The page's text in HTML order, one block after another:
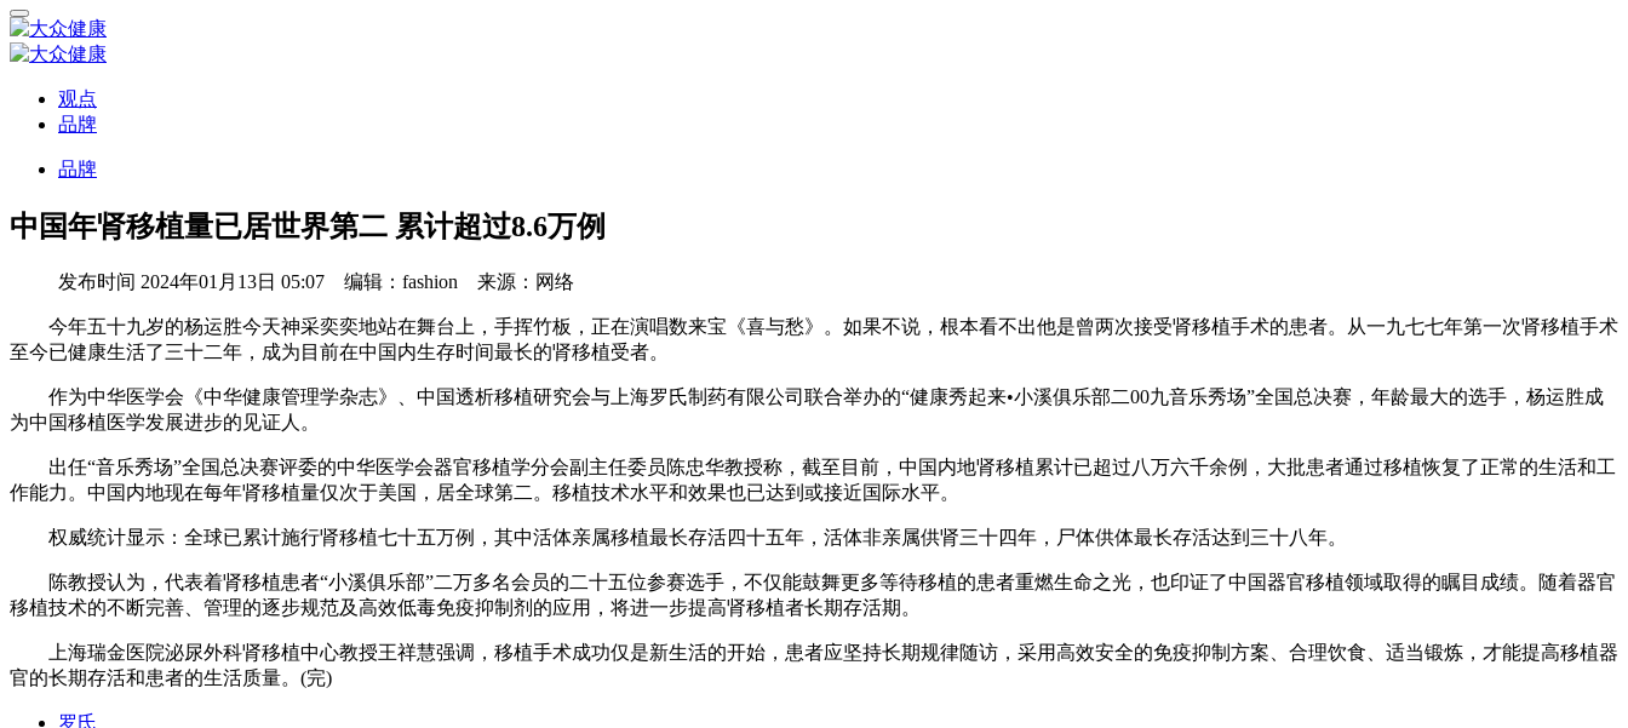
观点
品牌
品牌
中国年肾移植量已居世界第二 累计超过8.6万例
发布时间 2024年01月13日 05:07 编辑：fashion 来源：网络
今年五十九岁的杨运胜今天神采奕奕地站在舞台上，手挥竹板，正在演唱数来宝《喜与愁》。如果不说，根本看不出他是曾两次接受肾移植手术的患者。从一九七七年第一次肾移植手术
至今已健康生活了三十二年，成为目前在中国内生存时间最长的肾移植受者。
作为中华医学会《中华健康管理学杂志》、中国透析移植研究会与上海罗氏制药有限公司联合举办的“健康秀起来•小溪俱乐部二00九音乐秀场”全国总决赛，年龄最大的选手，杨运胜成
为中国移植医学发展进步的见证人。
出任“音乐秀场”全国总决赛评委的中华医学会器官移植学分会副主任委员陈忠华教授称，截至目前，中国内地肾移植累计已超过八万六千余例，大批患者通过移植恢复了正常的生活和工
作能力。中国内地现在每年肾移植量仅次于美国，居全球第二。移植技术水平和效果也已达到或接近国际水平。
权威统计显示：全球已累计施行肾移植七十五万例，其中活体亲属移植最长存活四十五年，活体非亲属供肾三十四年，尸体供体最长存活达到三十八年。
陈教授认为，代表着肾移植患者“小溪俱乐部”二万多名会员的二十五位参赛选手，不仅能鼓舞更多等待移植的患者重燃生命之光，也印证了中国器官移植领域取得的瞩目成绩。随着器官
移植技术的不断完善、管理的逐步规范及高效低毒免疫抑制剂的应用，将进一步提高肾移植者长期存活期。
上海瑞金医院泌尿外科肾移植中心教授王祥慧强调，移植手术成功仅是新生活的开始，患者应坚持长期规律随访，采用高效安全的免疫抑制方案、合理饮食、适当锻炼，才能提高移植器
官的长期存活和患者的生活质量。(完)
罗氏